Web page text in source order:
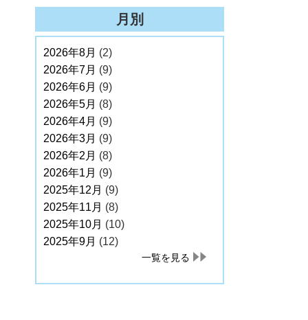
月別
2026年8月 (2)
2026年7月 (9)
2026年6月 (9)
2026年5月 (8)
2026年4月 (9)
2026年3月 (9)
2026年2月 (8)
2026年1月 (9)
2025年12月 (9)
2025年11月 (8)
2025年10月 (10)
2025年9月 (12)
一覧を見る